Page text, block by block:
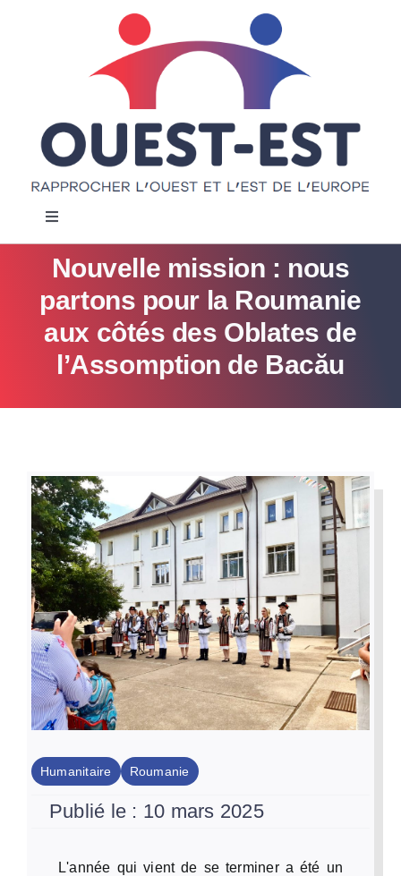
Navigation
à
bascule
Accueil
Nous soutenir
Contact
Nouvelle mission : nous
partons pour la Roumanie
aux côtés des Oblates de
l’Assomption de Bacău
Humanitaire Roumanie
Publié le : 10 mars 2025
L'année qui vient de se terminer a été un